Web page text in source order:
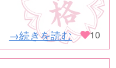
→続きを読む 10